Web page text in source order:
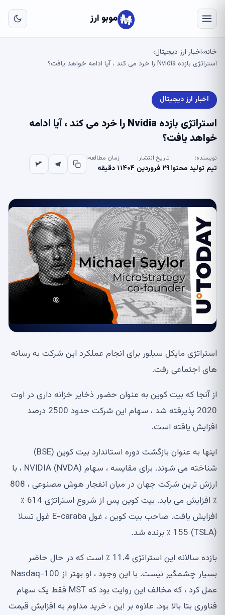
موبو ارز
خانه›اخبار ارز دیجیتال›
استراتژی بازده Nvidia را خرد می کند ، آیا ادامه خواهد یافت؟
اخبار ارز دیجیتال
استراتژی بازده Nvidia را خرد می کند ، آیا ادامه
خواهد یافت؟
نویسنده:
تیم تولید محتوا
تاریخ انتشار:
۲۹ فروردین ۱۴۰۴
زمان مطالعه:
۱ دقیقه
استراتژی مایکل سیلور برای انجام عملکرد این شرکت به رسانه
های اجتماعی رفت.
از آنجا که بیت کوین به عنوان حضور ذخایر خزانه داری در اوت
2020 پذیرفته شد ، سهام این شرکت حدود 2500 درصد
افزایش یافته است.
اینها به عنوان بازگشت دوره استاندارد بیت کوین (BSE)
شناخته می شوند. برای مقایسه ، سهام NVIDIA (NVDA) ، با
ارزش ترین شرکت جهان در میان انفجار هوش مصنوعی ، 808
٪ افزایش می یابد. بیت کوین پس از شروع استراتژی 614 ٪
افزایش یافت. صاحب بیت کوین ، غول E-caraba غول تسلا
(TSLA) 155 ٪ برنده شد.
بازده سالانه این استراتژی 11.4 ٪ است که در حال حاضر
بسیار چشمگیر نیست. با این وجود ، او بهتر از Nasdaq-100
عمل کرد ، که مخالف این روایت بود که MST فقط یک سهام
فناوری بتا بالا بود. علاوه بر این ، خرید مداوم به افزایش قیمت